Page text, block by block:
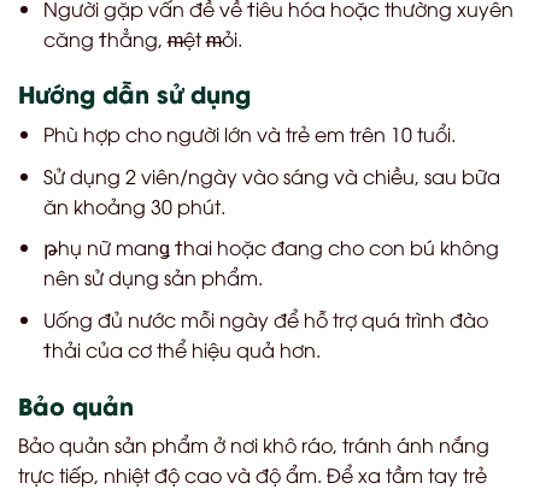
Người gặp vấn đề vềϯiêu hóa hoặc thường xuyên
căng ϯhẳng,ᵯệtᵯỏi.
Hướng dẫn sử dụng
Phù hợp cho người lớn và trẻ em trên 10 tuổi.
Sử dụng 2 viên/ngày vào sáng và chiều, sau bữa
ăn khoảng 30 phút.
թhụ nữ manǥ ϯhai hoặc đang cho con bú không
nên sử dụng sản phẩm.
Uống đủ nước mỗi ngày để hỗ trợ quá trình đào
ϯhải của cơ thể hiệu quả hơn.
Bảo quản
Bảo quản sản phẩm ở nơi khô ráo, tránh ánh nắng
trực tiếp, nhiệt độ cao và độ ẩm. Để xa tầm tay trẻ